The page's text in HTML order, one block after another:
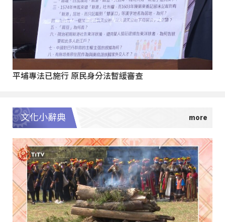
平埔專法已施行 原民身分法暫緩審查
文化小辭典